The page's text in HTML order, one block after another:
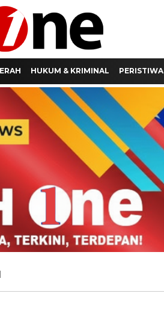
HUKUM & KRIMINAL PERISTIWA